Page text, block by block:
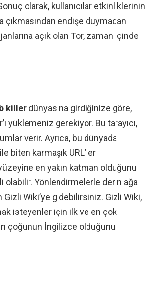
olarak, kullanıcılar etkinliklerinin
endişe duymadan
açık olan Tor, zaman içinde
killer dünyasına girdiğinize göre,
yüklemeniz gerekiyor. Bu tarayıcı,
verir. Ayrıca, bu dünyada
biten karmaşık URL’ler
en yakın katman olduğunu
Yönlendirmelerle derin ağa
Gizli Wiki’ye gidebilirsiniz. Gizli Wiki,
isteyenler için ilk ve en çok
çoğunun İngilizce olduğunu